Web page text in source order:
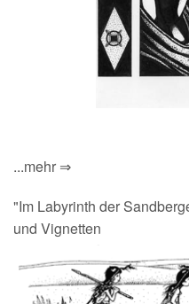
...mehr ⇒
"Im Labyrinth der
und Vignetten